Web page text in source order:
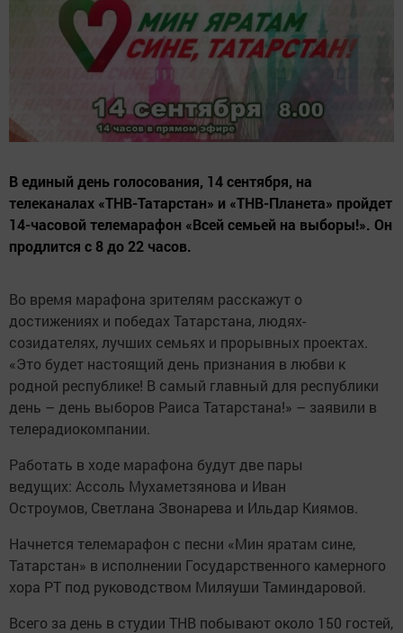
В единый день голосования, 14 сентября, на
телеканалах «ТНВ-Татарстан» и «ТНВ-Планета» пройдет
14-часовой телемарафон «Всей семьей на выборы!». Он
продлится с 8 до 22 часов.
Во время марафона зрителям расскажут о
достижениях и победах Татарстана, людях-
созидателях, лучших семьях и прорывных проектах.
«Это будет настоящий день признания в любви к
родной республике! В самый главный для республики
день – день выборов Раиса Татарстана!» – заявили в
телерадиокомпании.
Работать в ходе марафона будут две пары
ведущих: Ассоль Мухаметзянова и Иван
Остроумов, Светлана Звонарева и Ильдар Киямов.
Начнется телемарафон с песни «Мин яратам сине,
Татарстан» в исполнении Государственного камерного
хора РТ под руководством Миляуши Таминдаровой.
Всего за день в студии ТНВ побывают около 150 гостей,